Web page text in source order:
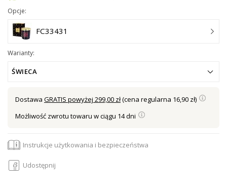
Opcje:
FC33431
Warianty:
ŚWIECA
Dostawa GRATIS powyżej 299,00 zł(cena regularna 16,90 zł)
Możliwość zwrotu towaru w ciągu 14 dni
Instrukcje użytkowania i bezpieczeństwa
Udostępnij